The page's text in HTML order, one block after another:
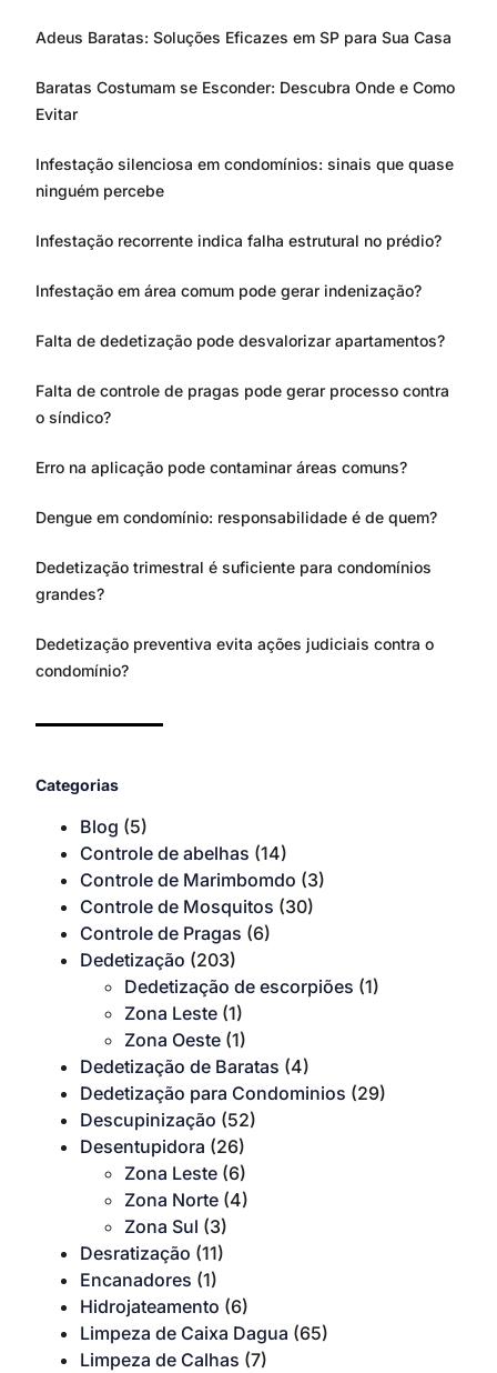
Adeus Baratas: Soluções Eficazes em SP para Sua Casa
Baratas Costumam se Esconder: Descubra Onde e Como
Evitar
Infestação silenciosa em condomínios: sinais que quase
ninguém percebe
Infestação recorrente indica falha estrutural no prédio?
Infestação em área comum pode gerar indenização?
Falta de dedetização pode desvalorizar apartamentos?
Falta de controle de pragas pode gerar processo contra
o síndico?
Erro na aplicação pode contaminar áreas comuns?
Dengue em condomínio: responsabilidade é de quem?
Dedetização trimestral é suficiente para condomínios
grandes?
Dedetização preventiva evita ações judiciais contra o
condomínio?
Categorias
Blog (5)
Controle de abelhas (14)
Controle de Marimbomdo (3)
Controle de Mosquitos (30)
Controle de Pragas (6)
Dedetização (203)
Dedetização de escorpiões (1)
Zona Leste (1)
Zona Oeste (1)
Dedetização de Baratas (4)
Dedetização para Condominios (29)
Descupinização (52)
Desentupidora (26)
Zona Leste (6)
Zona Norte (4)
Zona Sul (3)
Desratização (11)
Encanadores (1)
Hidrojateamento (6)
Limpeza de Caixa Dagua (65)
Limpeza de Calhas (7)